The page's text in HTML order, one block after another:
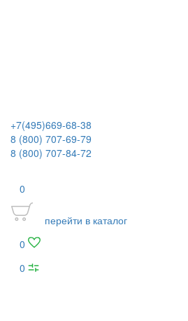
+7(495)669-68-38
8 (800) 707-69-79
8 (800) 707-84-72
0
перейти в каталог
0
0